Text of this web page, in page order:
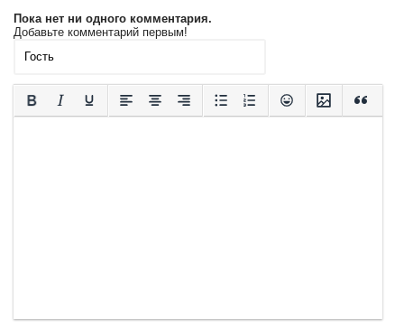
Пока нет ни одного комментария.
Добавьте комментарий первым!